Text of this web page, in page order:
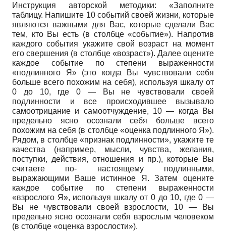
Инструкция авторской методики: «Заполните
таблицу. Напишите 10 событий своей жизни, которые
являются важными для Вас, которые сделали Вас
тем, кто Вы есть (в столбце «событие»). Напротив
каждого события укажите свой возраст на момент
его свершения (в столбце «возраст»). Далее оцените
каждое событие по степени выраженности
«подлинного Я» (это когда Вы чувствовали себя
больше всего похожим на себя), используя шкалу от
0 до 10, где 0 — Вы не чувствовали своей
подлинности и все происходившее вызывало
самоотрицание и самоотчуждение, 10 — когда Вы
предельно ясно осознали себя больше всего
похожим на себя (в столбце «оценка подлинного Я»).
Рядом, в столбце «признак подлинности», укажите те
качества (например, мысли, чувства, желания,
поступки, действия, отношения и пр.), которые Вы
считаете по- настоящему подлинными,
выражающими Ваше истинное Я. Затем оцените
каждое событие по степени выраженности
«взрослого Я», используя шкалу от 0 до 10, где 0 —
Вы не чувствовали своей взрослости, 10 — Вы
предельно ясно осознали себя взрослым человеком
(в столбце «оценка взрослости»).